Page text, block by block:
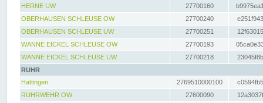
HERNE UW
27700160
OBERHAUSEN SCHLEUSE OW
27700240
OBERHAUSEN SCHLEUSE UW
27700251
WANNE EICKEL SCHLEUSE OW
27700193
WANNE EICKEL SCHLEUSE UW
27700218
RUHR
Hattingen
2769510000100
RUHRWEHR OW
27600090